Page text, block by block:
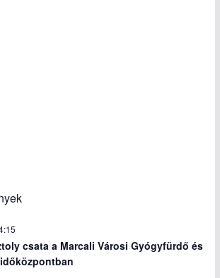
csata a Marcali Városi Gyógyfürdő és